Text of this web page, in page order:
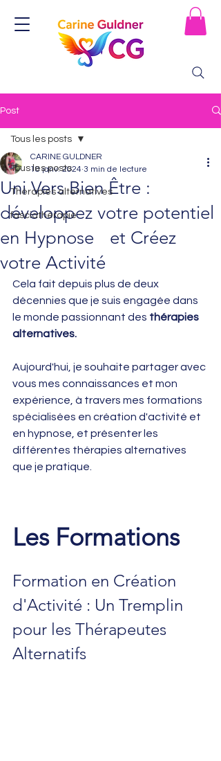
Post
Tous les posts
Thérapies alternatives
fasciathérapie
Tous les posts
Uni Vers Bien Être :
développez votre potentiel
en Hypnose et Créez
votre Activité
CARINE GULDNER
18 janv. 2024 3 min de lecture
Cela fait depuis plus de deux
décennies que je suis engagée dans
le monde passionnant des thérapies
alternatives.
Aujourd'hui, je souhaite partager avec
vous mes connaissances et mon
expérience, à travers mes formations
spécialisées en création d'activité et
en hypnose, et présenter les
différentes thérapies alternatives
que je pratique.
Les Formations
Formation en Création
d'Activité : Un Tremplin
pour les Thérapeutes
Alternatifs